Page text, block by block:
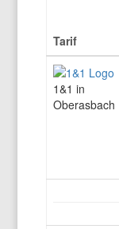
Tarif
1&1 in
Oberasbach